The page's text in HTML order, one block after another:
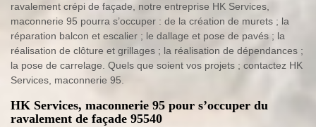
ravalement crépi de façade, notre entreprise HK Services,
maconnerie 95 pourra s’occuper : de la création de murets ; la
réparation balcon et escalier ; le dallage et pose de pavés ; la
réalisation de clôture et grillages ; la réalisation de dépendances ;
la pose de carrelage. Quels que soient vos projets ; contactez HK
Services, maconnerie 95.
HK Services, maconnerie 95 pour s’occuper du
ravalement de façade 95540